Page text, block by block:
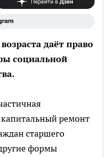
даёт право
социальной
ремонт
старшего
формы